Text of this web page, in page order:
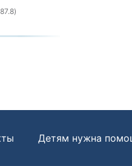
Детям нужна